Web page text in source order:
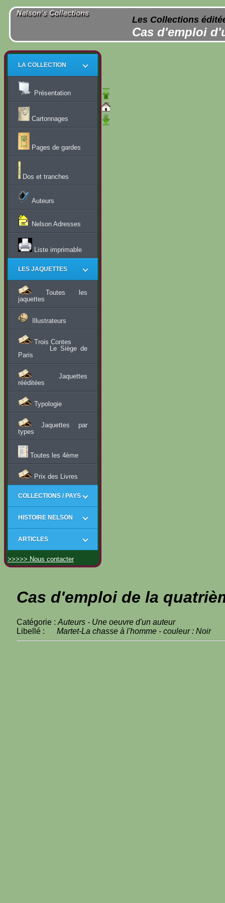
Les Collections
Cas d'emploi
LA COLLECTION
Présentation
Cartonnages
Pages de gardes
Dos et tranches
Auteurs
Nelson Adresses
Liste imprimable
LES JAQUETTES
Toutes les
jaquettes
Illustrateurs
Trois Contes
Le Siège de
Paris
Jaquettes
rééditées
Typologie
Jaquettes par
types
Toutes les 4ème
Prix des Livres
COLLECTIONS / PAYS
HISTOIRE NELSON
ARTICLES
>>>>> Nous contacter
Cas d'emploi de la
Catégorie : Auteurs - Une oeuvre d'un auteur
Libellé : Martet-La chasse à l'homme - couleur : Noir